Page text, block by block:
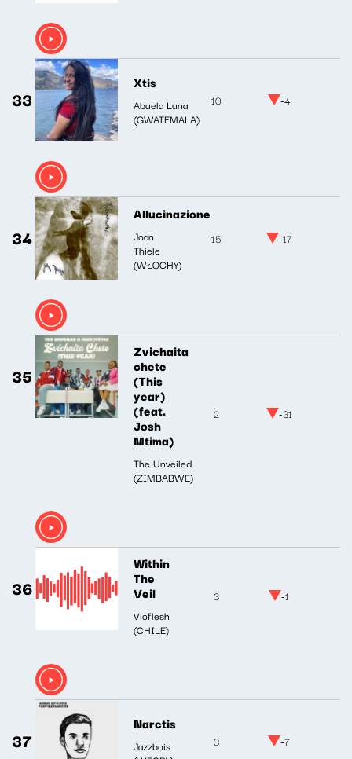
33
Xtis
Abuela Luna
(GWATEMALA)
10 -4
34
Allucinazione
Joan
Thiele
(WŁOCHY)
15 -17
35
Zvichaita
chete
(This
year)
(feat.
Josh
Mtima)
The Unveiled
(ZIMBABWE)
2 -31
36
Within
The
Veil
Vioflesh
(CHILE)
3 -1
37
Narctis
Jazzbois
3 -7